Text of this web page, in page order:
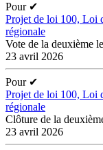
Pour ✔
Projet de loi 100, Loi
régionale
Vote de la deuxième
23 avril 2026
Pour ✔
Projet de loi 100, Loi
régionale
Clôture de la
23 avril 2026